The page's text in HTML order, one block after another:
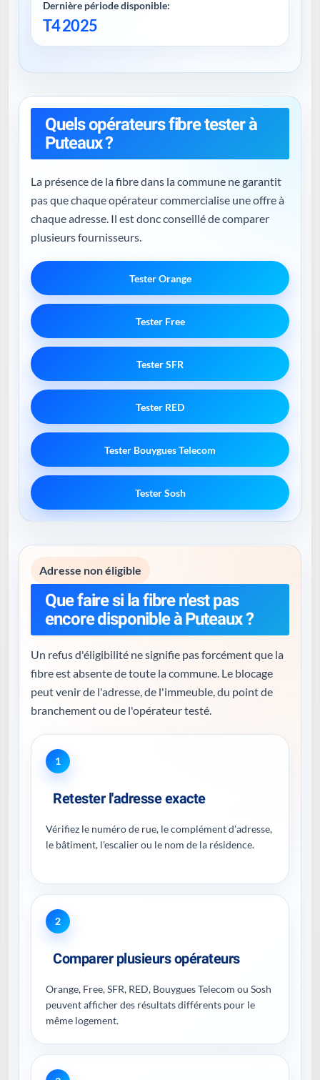
Dernière période disponible:
T4 2025
Quels opérateurs fibre tester à
Puteaux ?
La présence de la fibre dans la commune ne garantit
pas que chaque opérateur commercialise une offre à
chaque adresse. Il est donc conseillé de comparer
plusieurs fournisseurs.
Tester Orange
Tester Free
Tester SFR
Tester RED
Tester Bouygues Telecom
Tester Sosh
Adresse non éligible
Que faire si la fibre n'est pas
encore disponible à Puteaux ?
Un refus d'éligibilité ne signifie pas forcément que la
fibre est absente de toute la commune. Le blocage
peut venir de l'adresse, de l'immeuble, du point de
branchement ou de l'opérateur testé.
1
Retester l'adresse exacte
Vérifiez le numéro de rue, le complément d'adresse,
le bâtiment, l'escalier ou le nom de la résidence.
2
Comparer plusieurs opérateurs
Orange, Free, SFR, RED, Bouygues Telecom ou Sosh
peuvent afficher des résultats différents pour le
même logement.